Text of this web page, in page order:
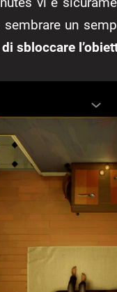
un
sbloccare